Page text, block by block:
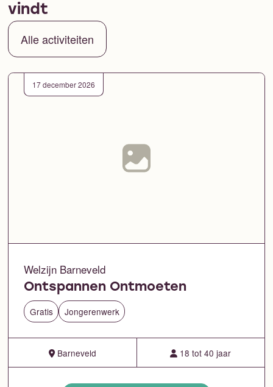
vindt
Alle activiteiten
17 december 2026
Welzijn Barneveld
Ontspannen Ontmoeten
Gratis Jongerenwerk
Barneveld 18 tot 40 jaar